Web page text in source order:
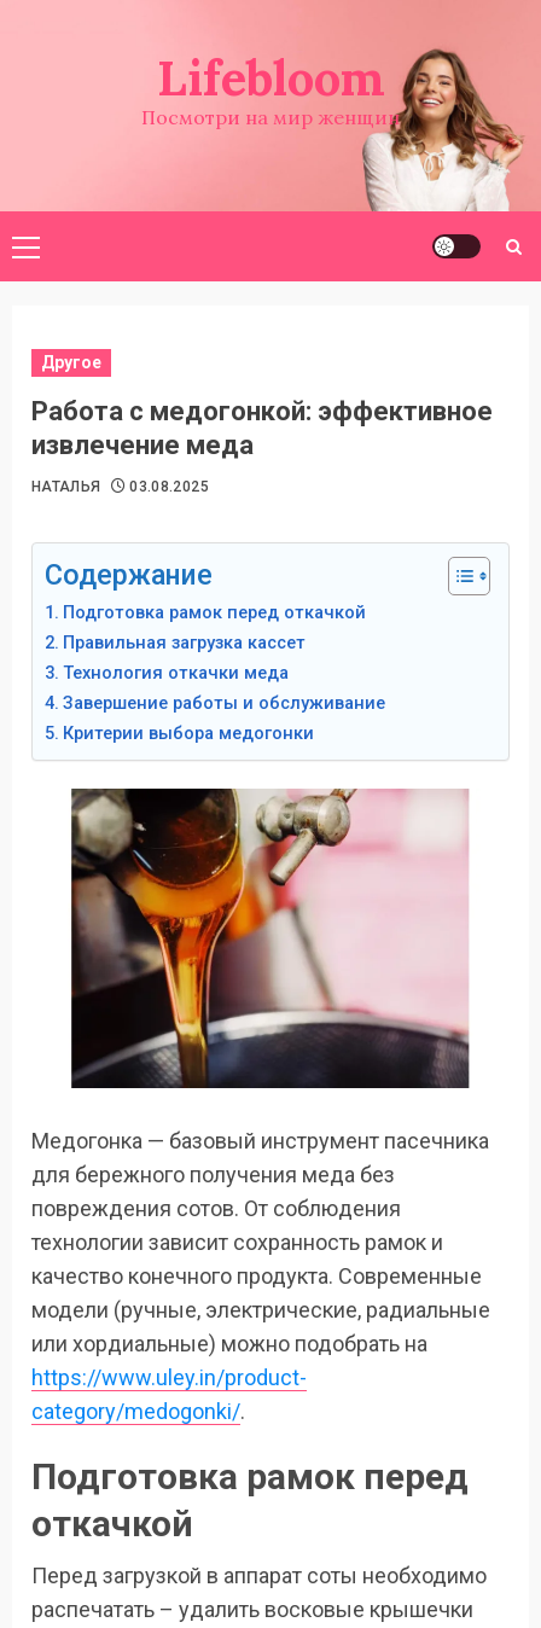
Lifebloom
Посмотри на мир женщин
Основное
меню
Другое
Работа с медогонкой: эффективное
извлечение меда
НАТАЛЬЯ 03.08.2025
Содержание
Подготовка рамок перед откачкой
Правильная загрузка кассет
Технология откачки меда
Завершение работы и обслуживание
Критерии выбора медогонки
Медогонка — базовый инструмент пасечника
для бережного получения меда без
повреждения сотов. От соблюдения
технологии зависит сохранность рамок и
качество конечного продукта. Современные
модели (ручные, электрические, радиальные
или хордиальные) можно подобрать на
https://www.uley.in/product-
category/medogonki/.
Подготовка рамок перед
откачкой
Перед загрузкой в аппарат соты необходимо
распечатать – удалить восковые крышечки